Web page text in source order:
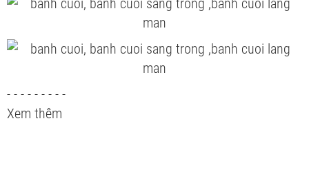
- - - - - - - - -
Xem thêm